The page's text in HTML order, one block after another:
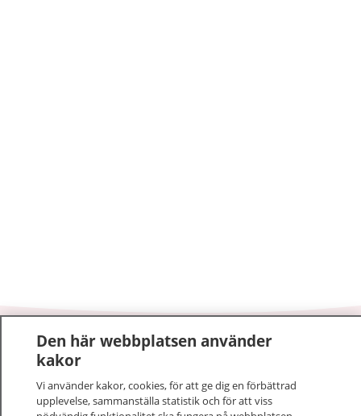
1177–tryggt om din hälsa och vård
På 1177.se får du råd om hälsa och information om
sjukdomar och vilka mottagningar du kan kontakta.
Den här webbplatsen använder
kakor
Vi använder kakor, cookies, för att ge dig en förbättrad
upplevelse, sammanställa statistik och för att viss